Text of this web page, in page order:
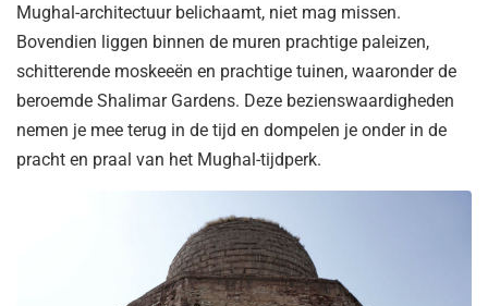
Mughal-architectuur belichaamt, niet mag missen.
Bovendien liggen binnen de muren prachtige paleizen,
schitterende moskeeën en prachtige tuinen, waaronder de
beroemde Shalimar Gardens. Deze bezienswaardigheden
nemen je mee terug in de tijd en dompelen je onder in de
pracht en praal van het Mughal-tijdperk.